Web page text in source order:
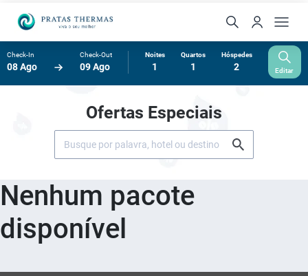
Check-In
08 Ago
Check-Out
09 Ago
Noites
1
Quartos
1
Hóspedes
2 Editar
Ofertas Especiais
Nenhum pacote
disponível